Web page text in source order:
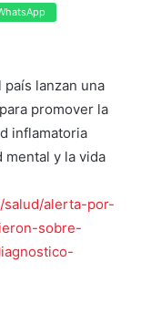
lanzan una
promover la
inflamatoria
mental y la vida
alerta-por-
sobre-